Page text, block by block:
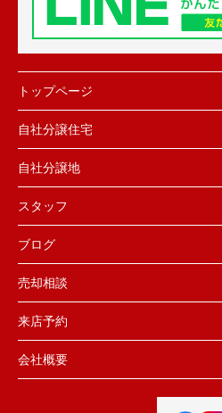
トップページ
自社分譲住宅
自社分譲地
スタッフ
ブログ
売却相談
来店予約
会社概要